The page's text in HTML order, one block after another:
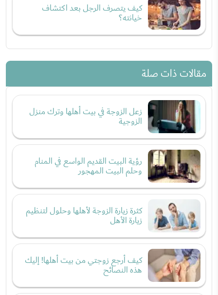
كيف يتصرف الرجل بعد اكتشاف
خيانته؟
مقالات ذات صلة
زعل الزوجة في بيت أهلها وترك منزل
الزوجية
رؤية البيت القديم الواسع في المنام
وحلم البيت المهجور
كثرة زيارة الزوجة لأهلها وحلول لتنظيم
زيارة الأهل
كيف أرجع زوجتي من بيت أهلها! إليك
هذه النصائح